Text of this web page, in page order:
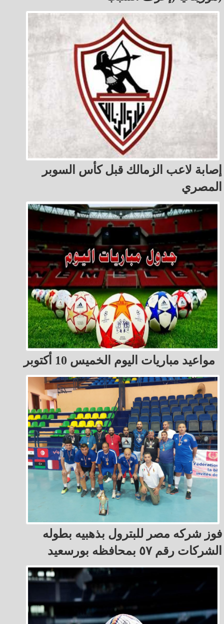
إصابة لاعب الزمالك قبل كأس السوبر
المصري
مواعيد مباريات اليوم الخميس 10 أكتوبر
فوز شركه مصر للبترول بذهبيه بطوله
الشركات رقم ٥٧ بمحافظه بورسعيد